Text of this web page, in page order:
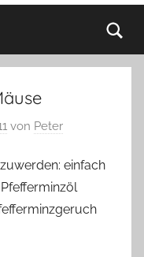
von Peter
einfach